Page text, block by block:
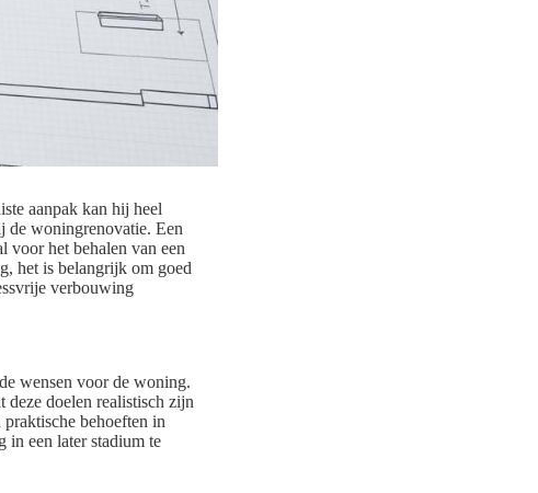
aanpak kan hij heel
de woningrenovatie. Een
voor het behalen van een
het is belangrijk om goed
verbouwing
wensen voor de woning.
deze doelen realistisch zijn
behoeften in
een later stadium te